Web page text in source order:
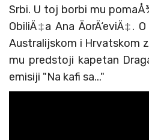
Srbi. U toj borbi mu
ObiliÄ‡a Ana ÄorÄ‘eviÄ‡.
Australijskom i Hrvatskom
mu predstoji kapetan
emisiji "Na kafi sa..."